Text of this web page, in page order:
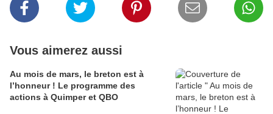
Vous aimerez aussi
Au mois de mars, le breton est à
l’honneur ! Le programme des
actions à Quimper et QBO